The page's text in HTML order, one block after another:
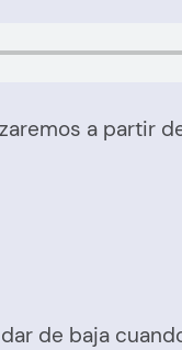
a partir
de baja